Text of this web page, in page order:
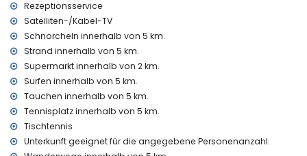
Museum (Histórico de Jávea), Kirche (Iglesia Virgen del
Loreto, Puerto), Ruine (Molinos de Viento, Jávea), Denkmal
(Pueblo de Jávea), architektonisches Gebäude (Histórico
de Jávea) und historischer Ort (Pueblo de Jávea) (innerhalb
von 10 Kilometern der Unterkunft)
Burg (Castillo de Denia) (innerhalb von 25 Kilometern der
Unterkunft)
Sport
Radfahren, Kanufahren, Kajakfahren, Angeln, Tauchen,
Rezeptionsservice
Satelliten-/Kabel-TV
Schnorcheln innerhalb von 5 km.
Strand innerhalb von 5 km.
Supermarkt innerhalb von 2 km.
Surfen innerhalb von 5 km.
Tauchen innerhalb von 5 km.
Tennisplatz innerhalb von 5 km.
Tischtennis
Unterkunft geeignet für die angegebene Personenanzahl.